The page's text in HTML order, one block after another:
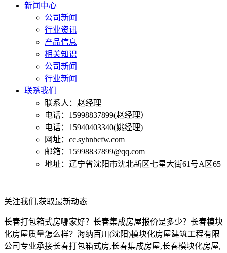
新闻中心
公司新闻
行业资讯
产品信息
相关知识
公司新闻
行业新闻
联系我们
联系人：赵经理
电话：15998837899(赵经理）
电话：15940403340(姚经理)
网址：cc.syhnbcfw.com
邮箱：15998837899@qq.com
地址：辽宁省沈阳市沈北新区七星大街61号A区65
关注我们,获取最新动态
长春打包箱式房哪家好？长春集成房屋报价是多少？长春模块
化房屋质量怎么样？海纳百川(沈阳)模块化房屋建筑工程有限
公司专业承接长春打包箱式房,长春集成房屋,长春模块化房屋,